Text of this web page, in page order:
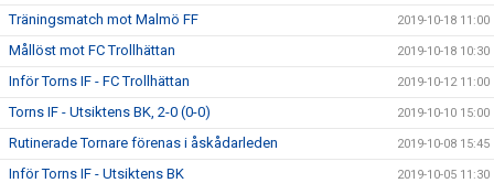
Träningsmatch mot Malmö FF 2019-10-18 11:00
Mållöst mot FC Trollhättan 2019-10-18 10:30
Inför Torns IF - FC Trollhättan 2019-10-12 11:00
Torns IF - Utsiktens BK, 2-0 (0-0) 2019-10-10 15:00
Rutinerade Tornare förenas i åskådarleden 2019-10-08 15:45
Inför Torns IF - Utsiktens BK 2019-10-05 11:30